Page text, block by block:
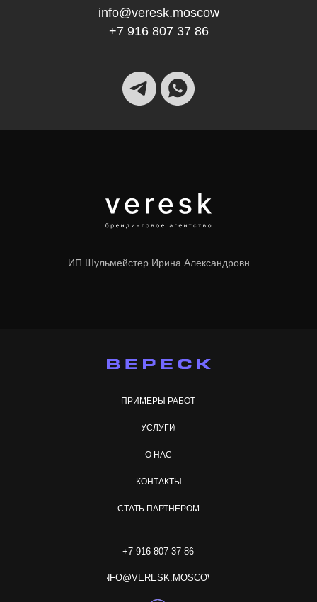
info@veresk.moscow
+7 916 807 37 86
ИП Шульмейстер Ирина Александровн
СТАТЬ ПАРТНЕРОМ
КОНТАКТЫ
О НАС
УСЛУГИ
ПРИМЕРЫ РАБОТ
INFO@VERESK.MOSCOW
+7 916 807 37 86